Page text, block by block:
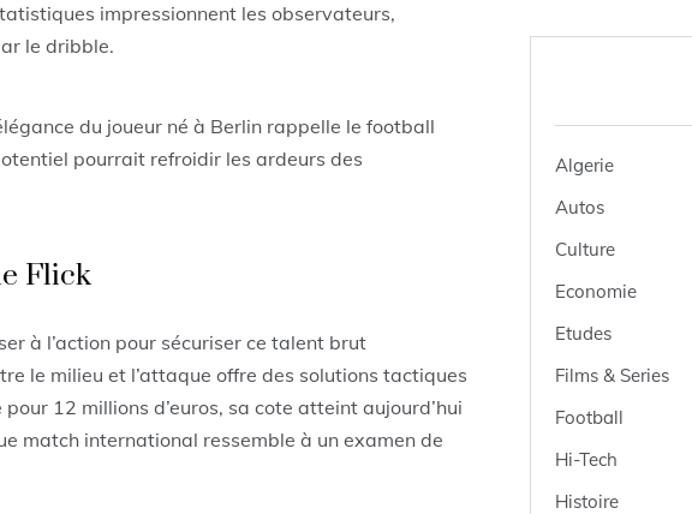
impressionnent les observateurs,
le dribble.
du joueur né à Berlin rappelle le football
pourrait refroidir les ardeurs des
Flick
à l’action pour sécuriser ce talent brut
le milieu et l’attaque offre des solutions tactiques
12 millions d’euros, sa cote atteint aujourd’hui
match international ressemble à un examen de
Algerie
Autos
Culture
Economie
Etudes
Films & Series
Football
Hi-Tech
Histoire